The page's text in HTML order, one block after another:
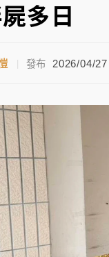
濟10億！黃金
想增加董事人數！
展第2檔！今線
利渡假村！東檢
中颱白海豚雨彈轟
多日
| 發布 2026/04/